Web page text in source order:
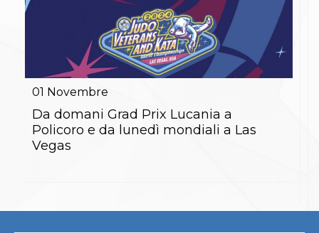
Albi Federali
Arti marziali
Aikido
Ju Jitsu
Sumo
BJJ
Pancrazio/Pankration
News
01 Novembre
Da domani Grad Prix Lucania a
Policoro e da lunedì mondiali a Las
Vegas